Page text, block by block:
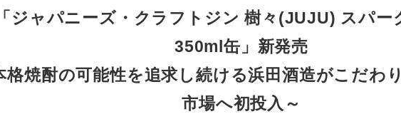
「ジャパニーズ・クラフトジン 樹々(JUJU) スパー
350ml缶」新発売
格焼酎の可能性を追求し続ける浜田酒造がこだわ
市場へ初投入～